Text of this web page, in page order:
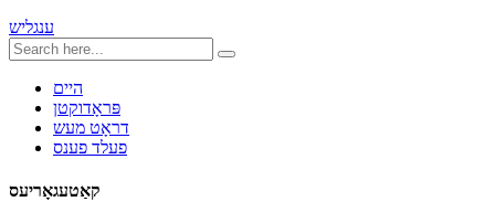
ענגליש
היים
פּראָדוקטן
דראָט מעש
פעלד פענס
קאַטעגאָריעס